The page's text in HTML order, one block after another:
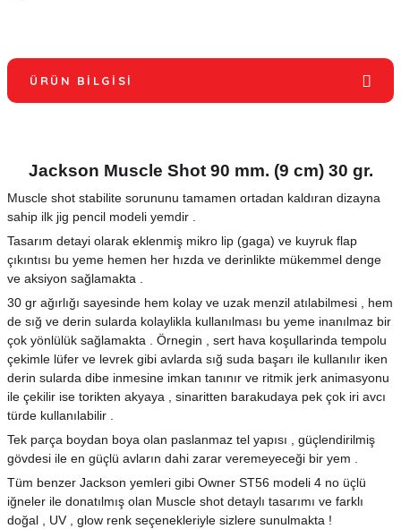
ÜRÜN BILGISI
Jackson Muscle Shot 90 mm. (9 cm) 30 gr.
Muscle shot stabilite sorununu tamamen ortadan kaldıran dizayna
sahip ilk jig pencil modeli yemdir .
Tasarım detayi olarak eklenmiş mikro lip (gaga) ve kuyruk flap
çıkıntısı bu yeme hemen her hızda ve derinlikte mükemmel denge
ve aksiyon sağlamakta .
30 gr ağırlığı sayesinde hem kolay ve uzak menzil atılabilmesi , hem
de sığ ve derin sularda kolaylikla kullanılması bu yeme inanılmaz bir
çok yönlülük sağlamakta . Örnegin , sert hava koşullarinda tempolu
çekimle lüfer ve levrek gibi avlarda sığ suda başarı ile kullanılır iken
derin sularda dibe inmesine imkan tanınır ve ritmik jerk animasyonu
ile çekilir ise torikten akyaya , sinaritten barakudaya pek çok iri avcı
türde kullanılabilir .
Tek parça boydan boya olan paslanmaz tel yapısı , güçlendirilmiş
gövdesi ile en güçlü avların dahi zarar veremeyeceği bir yem .
Tüm benzer Jackson yemleri gibi Owner ST56 modeli 4 no üçlü
iğneler ile donatılmış olan Muscle shot detaylı tasarımı ve farklı
doğal , UV , glow renk seçenekleriyle sizlere sunulmakta !